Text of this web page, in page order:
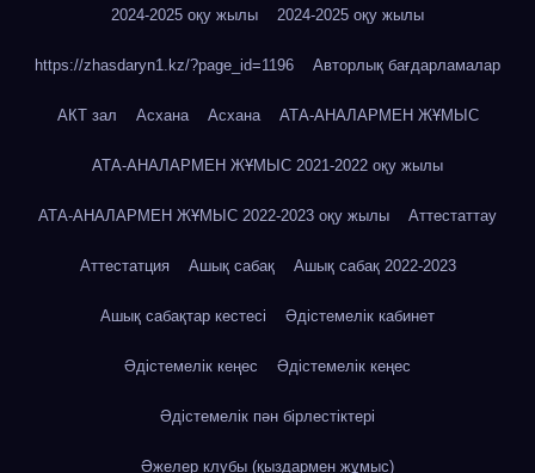
2024-2025 оқу жылы 2024-2025 оқу жылы
https://zhasdaryn1.kz/?page_id=1196 Авторлық бағдарламалар
АКТ зал Асхана Асхана АТА-АНАЛАРМЕН ЖҰМЫС
АТА-АНАЛАРМЕН ЖҰМЫС 2021-2022 оқу жылы
АТА-АНАЛАРМЕН ЖҰМЫС 2022-2023 оқу жылы Аттестаттау
Аттестатция Ашық сабақ Ашық сабақ 2022-2023
Ашық сабақтар кестесі Әдістемелік кабинет
Әдістемелік кеңес Әдістемелік кеңес
Әдістемелік пән бірлестіктері
Әжелер клубы (қыздармен жұмыс)